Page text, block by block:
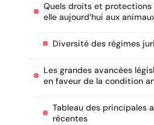
Quels droits et
elle aujourd’hui aux
Diversité des régimes
Les grandes avancées
en faveur de la condition
Tableau des principales
récentes